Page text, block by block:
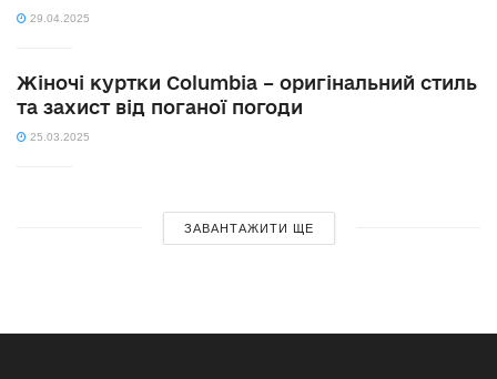
29.04.2025
Жіночі куртки Columbia – оригінальний стиль
та захист від поганої погоди
25.03.2025
ЗАВАНТАЖИТИ ЩЕ